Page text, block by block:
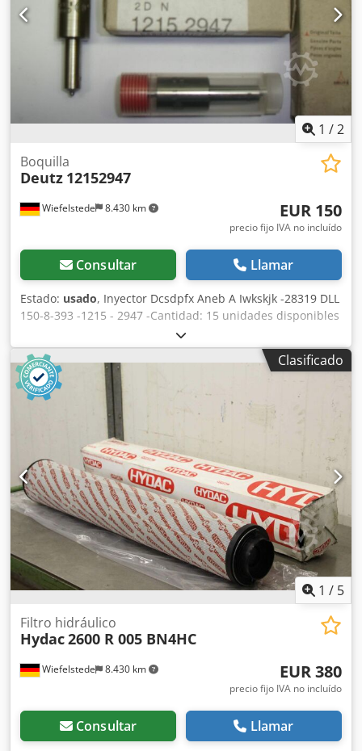
1 /2
Wiefelstede 8.430 km
Boquilla
Deutz 12152947
EUR 150
precio fijo IVA no incluído
Consultar Llamar
Estado: usado, Inyector Dcsdpfx Aneb A Iwkskjk -28319 DLL
150-8-393 -1215 - 2947 -Cantidad: 15 unidades disponibles
Clasificado
1 / 5
Wiefelstede 8.430 km
Filtro hidráulico
Hydac2600 R 005 BN4HC
EUR 380
precio fijo IVA no incluído
Consultar Llamar